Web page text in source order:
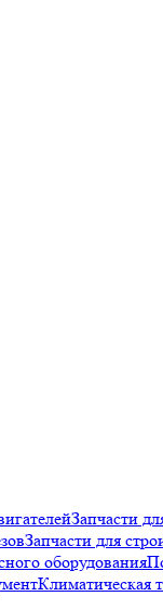
Запчасти
Запчасти для
оборудования
Климатическая